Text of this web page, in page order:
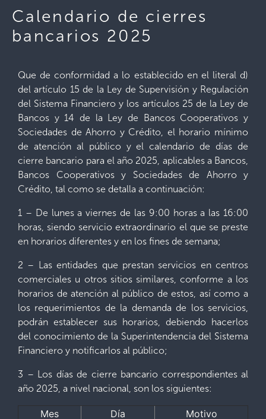
Calendario de cierres
bancarios 2025
Que de conformidad a lo establecido en el literal d)
del artículo 15 de la Ley de Supervisión y Regulación
del Sistema Financiero y los artículos 25 de la Ley de
Bancos y 14 de la Ley de Bancos Cooperativos y
Sociedades de Ahorro y Crédito, el horario mínimo
de atención al público y el calendario de días de
cierre bancario para el año 2025, aplicables a Bancos,
Bancos Cooperativos y Sociedades de Ahorro y
Crédito, tal como se detalla a continuación:
1 – De lunes a viernes de las 9:00 horas a las 16:00
horas, siendo servicio extraordinario el que se preste
en horarios diferentes y en los fines de semana;
2 – Las entidades que prestan servicios en centros
comerciales u otros sitios similares, conforme a los
horarios de atención al público de estos, así como a
los requerimientos de la demanda de los servicios,
podrán establecer sus horarios, debiendo hacerlos
del conocimiento de la Superintendencia del Sistema
Financiero y notificarlos al público;
3 – Los días de cierre bancario correspondientes al
año 2025, a nivel nacional, son los siguientes:
Mes Día
Motivo